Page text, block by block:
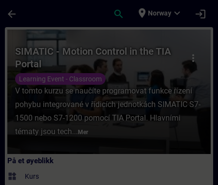
arrow_back search place Norway expand_more login
Kurs - SIMATIC - Motion Control in the
more_vert
SIMATIC - Motion Control in the TIA
Portal
Learning Event - Classroom
V tomto kurzu se naučíte programovat funkce řízení
pohybu integrované v řídicích jednotkách SIMATIC S7-
1500 nebo S7-1200 pomocí TIA Portal. Hlavními
tématy jsou tech... Mer
På et øyeblikk
widgets Kurs